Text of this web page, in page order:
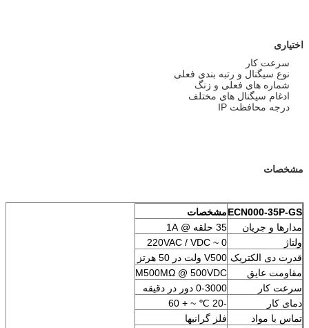
اختیاری
سرعت کار
نوع سیگنال و رتبه بندی فعلی
شماره های فعلی و زنگ
ادغام سیگنال های مختلف
درجه محافظت IP
مشخصات
ECN000-35P-GSمشخصات
مدارها و جریان
35 حلقه @ 1A
ولتاژ
0 ~ 220VAC / VDC
قدرت دی الکتریک V500 ولت در 50 هرتز
مقاومت عایق
M500MΩ @ 500VDC
سرعت کار
0-3000 دور در دقیقه
دمای کار
-20 ℃ ~ + 60
تماس با مواد
فلز گرانبها